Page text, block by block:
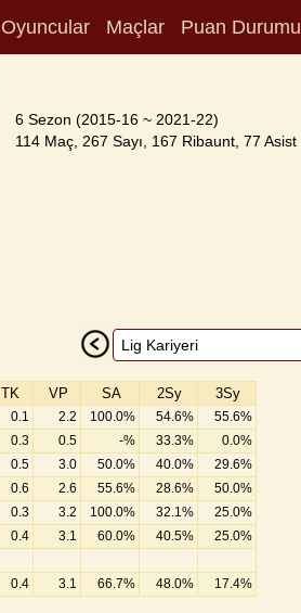
Oyuncular Maçlar Puan Durumu
6 Sezon (2015-16 ~ 2021-22)
114 Maç, 267 Sayı, 167 Ribaunt, 77 Asist
TK VP SA 2Sy 3Sy
0.1 2.2 100.0% 54.6%
55.6%
0.3 0.5 -% 33.3%
0.0%
0.5 3.0 50.0% 40.0%
29.6%
0.6 2.6 55.6% 28.6%
50.0%
0.3 3.2 100.0% 32.1%
25.0%
0.4 3.1 60.0% 40.5%
25.0%
0.4 3.1 66.7% 48.0% 17.4%